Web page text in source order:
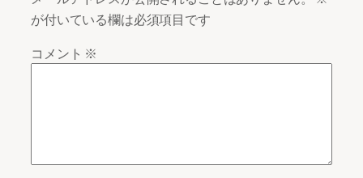
が付いている欄は必須項目です
コメント ※